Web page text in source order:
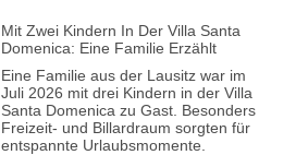
Mit Zwei Kindern In Der Villa Santa
Domenica: Eine Familie Erzählt
Eine Familie aus der Lausitz war im
Juli 2026 mit drei Kindern in der Villa
Santa Domenica zu Gast. Besonders
Freizeit- und Billardraum sorgten für
entspannte Urlaubsmomente.